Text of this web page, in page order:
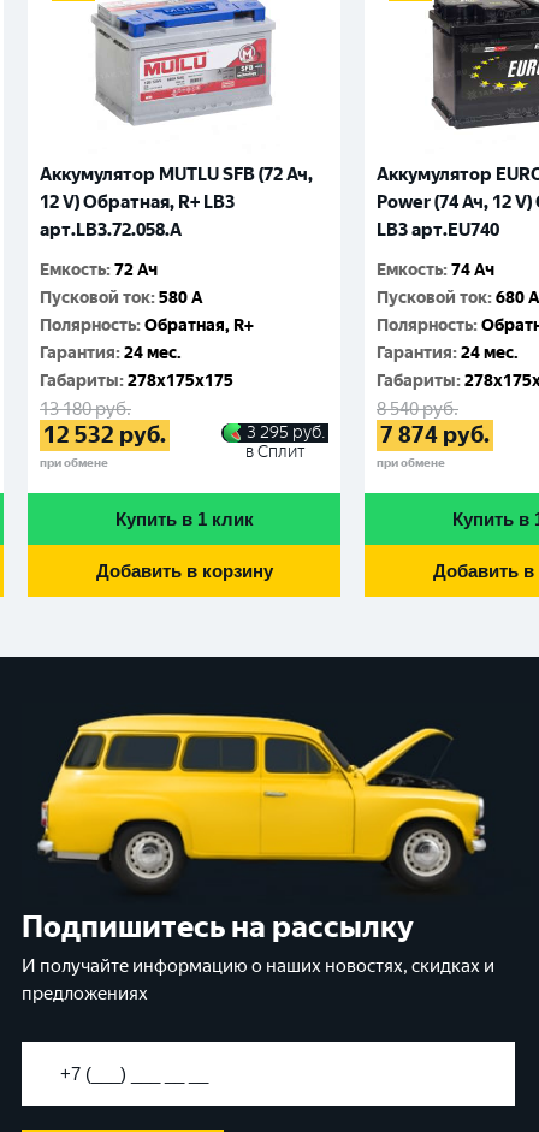
Аккумулятор MUTLU SFB (72 Ач,
12 V) Обратная, R+ LB3
арт.LB3.72.058.A
Емкость:72 Ач
Пусковой ток:580 A
Полярность:Обратная, R+
Гарантия:24 мес.
Габариты:278x175x175
13 180руб.
12 532 руб.
при обмене
3 295 руб.
в Сплит
Купить в 1 клик
Добавить в корзину
Аккумулятор
Power (74 Ач, 12
LB3 арт.EU740
Емкость:74 Ач
Пусковой ток:680 A
Полярность:
Гарантия:24 мес.
Габариты:
8 540руб.
7 874 руб.
при обмене
Купить в
Добавить в
Подпишитесь на рассылку
И получайте информацию о наших новостях, скидках и
предложениях